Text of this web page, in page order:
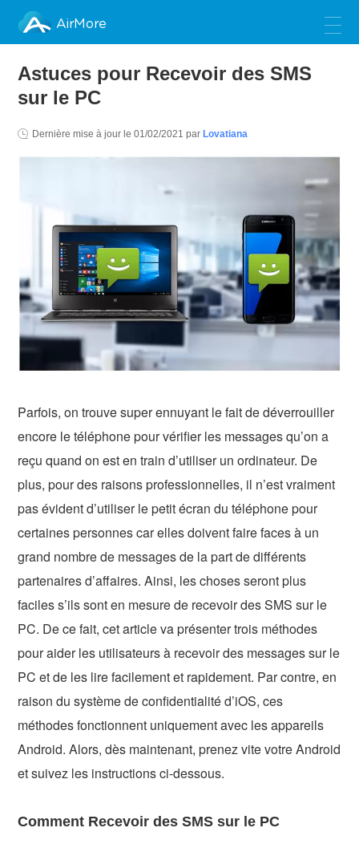
AirMore
Astuces pour Recevoir des SMS
sur le PC
Dernière mise à jour le01/02/2021 par Lovatiana
Parfois, on trouve super ennuyant le fait de déverrouiller
encore le téléphone pour vérifier les messages qu’on a
reçu quand on est en train d’utiliser un ordinateur. De
plus, pour des raisons professionnelles, il n’est vraiment
pas évident d’utiliser le petit écran du téléphone pour
certaines personnes car elles doivent faire faces à un
grand nombre de messages de la part de différents
partenaires d’affaires. Ainsi, les choses seront plus
faciles s’ils sont en mesure de recevoir des SMS sur le
PC. De ce fait, cet article va présenter trois méthodes
pour aider les utilisateurs à recevoir des messages sur le
PC et de les lire facilement et rapidement. Par contre, en
raison du système de confidentialité d’iOS, ces
méthodes fonctionnent uniquement avec les appareils
Android. Alors, dès maintenant, prenez vite votre Android
et suivez les instructions ci-dessous.
Comment Recevoir des SMS sur le PC